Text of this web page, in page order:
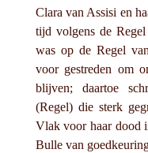
Clara van Assisi en
tijd volgens de
was op de Regel
voor gestreden om
blijven; daartoe
(Regel) die sterk
Vlak voor haar dood
Bulle van